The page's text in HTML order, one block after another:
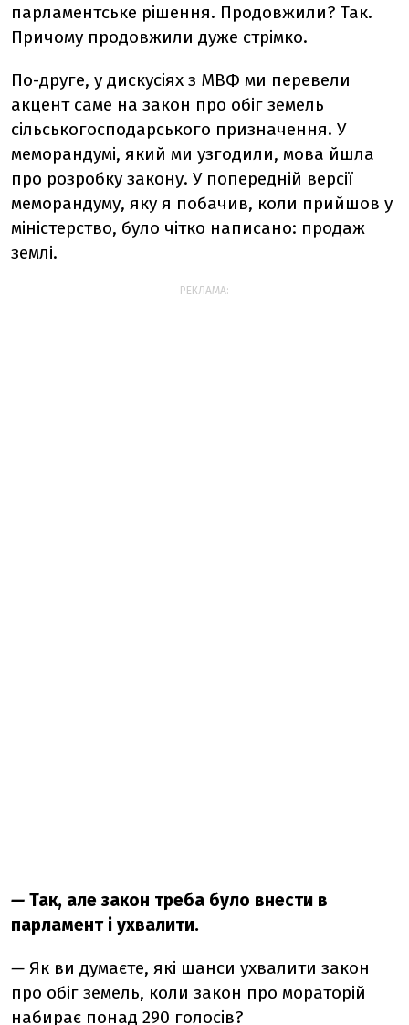
парламентське рішення. Продовжили? Так.
Причому продовжили дуже стрімко.
По-друге, у дискусіях з МВФ ми перевели
акцент саме на закон про обіг земель
сільськогосподарського призначення. У
меморандумі, який ми узгодили, мова йшла
про розробку закону. У попередній версії
меморандуму, яку я побачив, коли прийшов у
міністерство, було чітко написано: продаж
землі.
РЕКЛАМА:
— Так, але закон треба було внести в
парламент і ухвалити.
— Як ви думаєте, які шанси ухвалити закон
про обіг земель, коли закон про мораторій
набирає понад 290 голосів?